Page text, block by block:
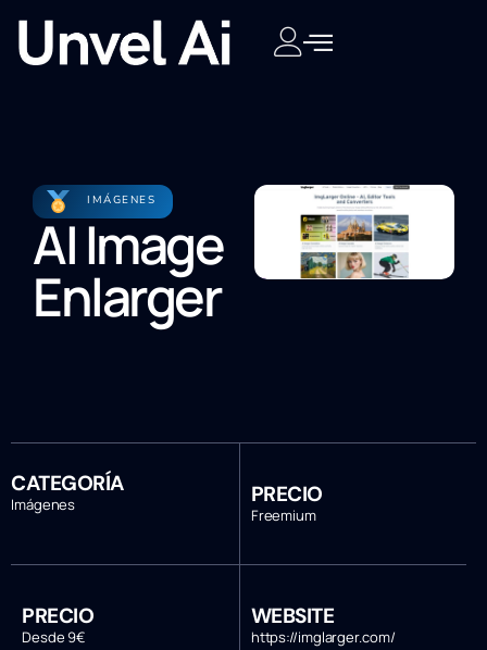
IMÁGENES
AI Image
Enlarger
CATEGORÍA
Imágenes PRECIO
Freemium
PRECIO
Desde 9€
WEBSITE
https://imglarger.com/